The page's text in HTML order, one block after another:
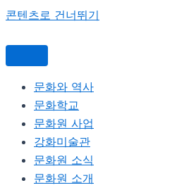
콘텐츠로 건너뛰기
문화와 역사
문화학교
문화원 사업
강화미술관
문화원 소식
문화원 소개